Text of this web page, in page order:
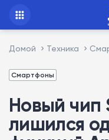
Домой Техника
Смартфоны
Новый чип
лишился